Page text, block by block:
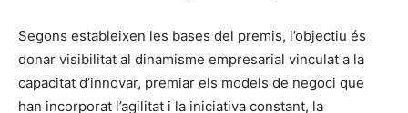
Segons estableixen les bases del premis, l’objectiu és
donar visibilitat al dinamisme empresarial vinculat a la
capacitat d’innovar, premiar els models de negoci que
han incorporat l’agilitat i la iniciativa constant, la